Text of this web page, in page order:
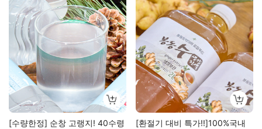
[수량한정] 순창 고랭지! 40수령
[환절기 대비 특가!!]100%국내